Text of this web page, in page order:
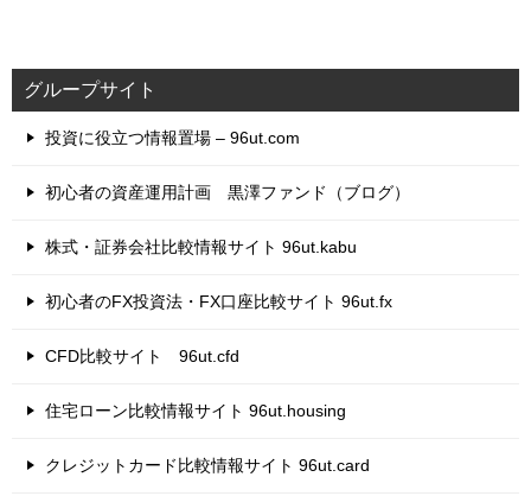
グループサイト
投資に役立つ情報置場 – 96ut.com
初心者の資産運用計画 黒澤ファンド（ブログ）
株式・証券会社比較情報サイト 96ut.kabu
初心者のFX投資法・FX口座比較サイト 96ut.fx
CFD比較サイト 96ut.cfd
住宅ローン比較情報サイト 96ut.housing
クレジットカード比較情報サイト 96ut.card